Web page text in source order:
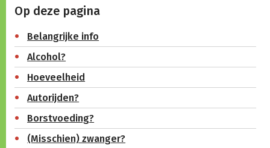
Op deze pagina
Belangrijke info
Alcohol?
Hoeveelheid
Autorijden?
Borstvoeding?
(Misschien) zwanger?